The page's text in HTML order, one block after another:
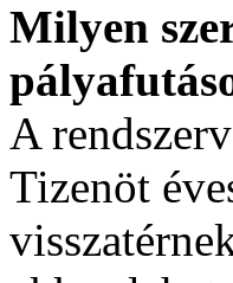
Milyen
A
Tizenöt